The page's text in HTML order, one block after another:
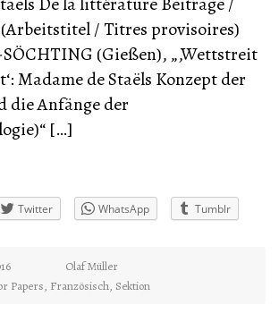
/ Titres provisoires)
(Gießen), „‚Wettstreit
Madame de Staëls Konzept der
die Anfänge der
[…]
Twitter WhatsApp Tumblr
Olaf Müller
Papers, Französisch, Sektion